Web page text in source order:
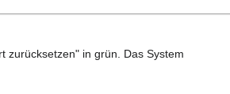
zurücksetzen" in grün. Das System